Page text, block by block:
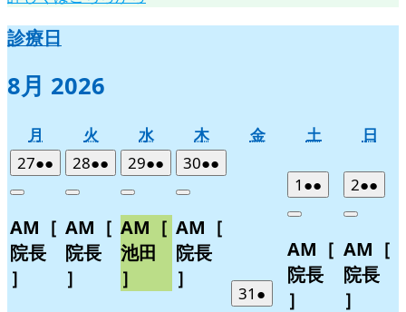
診療日
8月 2026
月
曜
日
火
曜
日
水水
曜
日
木木
曜
日
金金
土土
日
日
日
272026
年
月
27
日
●●
件
イ
ベ
ト)
Close
AM［
院長
］
282026
年
月
28
日
●●
件
イ
ベ
ト)
Close
AM［
院長
］
292026
年
月
29
日
●●
件
イ
ベ
ト)
Close
AM［
池田
］
302026
年
月
30
日
●●
件
イ
Close
AM［
院長
］
31 2026
●
1 2026
年
月
1
日
●●
件
イ
ベ
Close
AM［
院長
］
22026
年
月
2
日
●●
件
イ
ベ
Close
AM［
院長
］